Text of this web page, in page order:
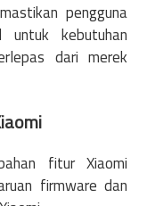
pengguna
untuk kebutuhan
dari merek
fitur Xiaomi
firmware dan